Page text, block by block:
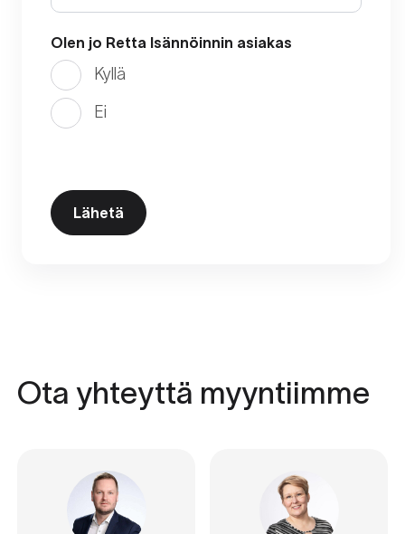
Olen jo Retta Isännöinnin asiakas
Kyllä
Ei
Ota yhteyttä myyntiimme